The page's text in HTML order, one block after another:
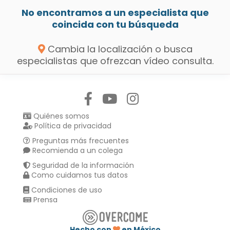
No encontramos a un especialista que
coincida con tu búsqueda
Cambia la localización o busca
especialistas que ofrezcan vídeo consulta.
Quiénes somos
Política de privacidad
Preguntas más frecuentes
Recomienda a un colega
Seguridad de la información
Como cuidamos tus datos
Condiciones de uso
Prensa